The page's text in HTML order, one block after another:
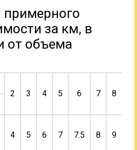
примерного
за км, в
от объема
2
3 4 5 6 7 8
4 5 6 7 7.5 8 9